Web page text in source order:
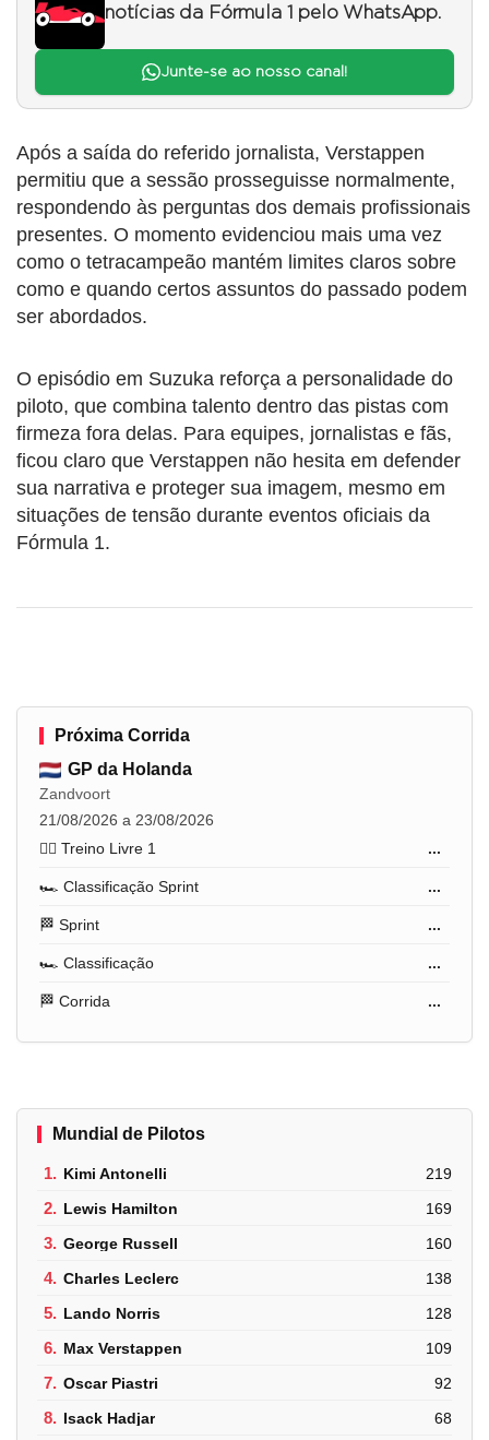
notícias da Fórmula 1 pelo WhatsApp.
Junte-se ao nosso canal!
Após a saída do referido jornalista, Verstappen
permitiu que a sessão prosseguisse normalmente,
respondendo às perguntas dos demais profissionais
presentes. O momento evidenciou mais uma vez
como o tetracampeão mantém limites claros sobre
como e quando certos assuntos do passado podem
ser abordados.
O episódio em Suzuka reforça a personalidade do
piloto, que combina talento dentro das pistas com
firmeza fora delas. Para equipes, jornalistas e fãs,
ficou claro que Verstappen não hesita em defender
sua narrativa e proteger sua imagem, mesmo em
situações de tensão durante eventos oficiais da
Fórmula 1.
Próxima Corrida
GP da Holanda
Zandvoort
21/08/2026 a 23/08/2026
🏋️‍♂️ Treino Livre 1
...
🏎️ Classificação Sprint ...
🏁 Sprint ...
🏎️ Classificação ...
🏁 Corrida ...
Mundial de Pilotos
1. Kimi Antonelli 219
2. Lewis Hamilton 169
3. George Russell 160
4. Charles Leclerc 138
5. Lando Norris 128
6. Max Verstappen 109
7. Oscar Piastri 92
8. Isack Hadjar 68